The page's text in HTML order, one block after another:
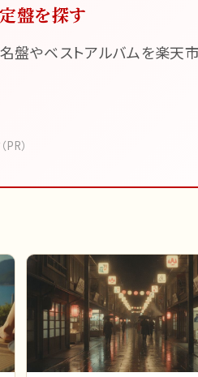
盤を探す
盤やベストアルバムを楽天市
）